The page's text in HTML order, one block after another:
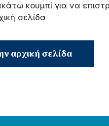
κουμπί για να
σελίδα
αρχική σελίδα